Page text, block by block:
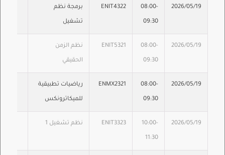
2026/05/19
08:00-
09:30
ENIT4322 برمجة نظم
تشغيل
2026/05/19
08:00-
09:30
ENIT5321 نظم الزمن
الحقيقي
2026/05/19
08:00-
09:30
ENMX2321 رياضيات تطبيقية
للميكاترونكس
2026/05/19
10:00-
11:30
ENIT3323 نظم تشغيل 1